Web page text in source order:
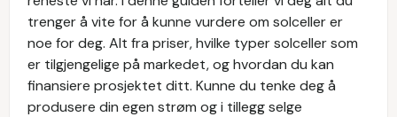
trenger å vite for å kunne vurdere om solceller er
noe for deg. Alt fra priser, hvilke typer solceller som
er tilgjengelige på markedet, og hvordan du kan
finansiere prosjektet ditt. Kunne du tenke deg å
produsere din egen strøm og i tillegg selge